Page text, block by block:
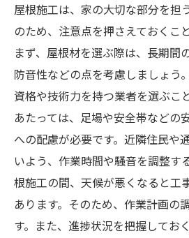
屋根施工は、家の大切な部分を担
のため、注意点を押さえておくこ
まず、屋根材を選ぶ際は、長期間
防音性などの点を考慮しましょう
資格や技術力を持つ業者を選ぶこ
あたっては、足場や安全帯などの
への配慮が必要です。近隣住民や
いよう、作業時間や騒音を調整す
根施工の間、天候が悪くなると工
あります。そのため、作業計画の
す。また、進捗状況を把握してお